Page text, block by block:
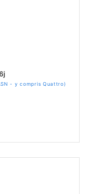
- y compris Quattro)